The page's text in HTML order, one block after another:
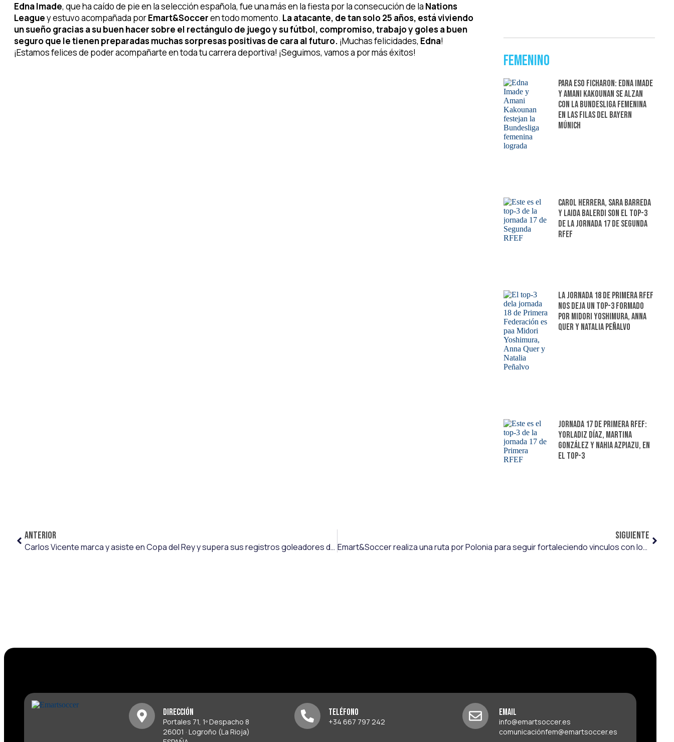
Edna Imade, que ha caído de pie en la selección española, fue una más en la fiesta por la consecución de la Nations
Leaguey estuvo acompañada porEmart&Socceren todo momento. La atacante, de tan solo 25 años, está viviendo
un sueño gracias a su buen hacer sobre el rectángulo de juego y su fútbol, compromiso, trabajo y goles a buen
seguro que le tienen preparadas muchas sorpresas positivas de cara al futuro. ¡Muchas felicidades, Edna!
¡Estamos felices de poder acompañarte en toda tu carrera deportiva! ¡Seguimos, vamos a por más éxitos!
Femenino
Para eso ficharon: Edna Imade
y Amani Kakounan se alzan
con la Bundesliga femenina
en las filas del Bayern
Múnich
Carol Herrera, Sara Barreda
y Laida Balerdi son el top-3
de la jornada 17 de Segunda
RFEF
La jornada 18 de Primera RFEF
nos deja un top-3 formado
por Midori Yoshimura, Anna
Quer y Natalia Peñalvo
Jornada 17 de Primera RFEF:
Yorladiz Díaz, Martina
González y Nahia Azpiazu, en
el top-3
ANTERIOR
Carlos Vicente marca y asiste en Copa del Rey y supera sus registros goleadores de la pasada campaña
SIGUIENTE
Emart&Soccer realiza una ruta por Polonia para seguir fortaleciendo vinculos con los clubes del país
Dirección
Portales 71, 1º Despacho 8
26001 · Logroño (La Rioja)
Teléfono
+34 667 797 242
Email
info@emartsoccer.es
comunicaciónfem@emartsoccer.es